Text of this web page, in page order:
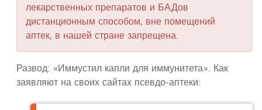
лекарственных препаратов и БАДов
дистанционным способом, вне помещений
аптек, в нашей стране запрещена.
Развод: «Иммустил капли для иммунитета». Как
заявляют на своих сайтах псевдо-аптеки: